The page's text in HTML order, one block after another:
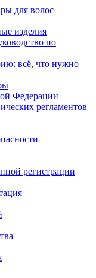
для волос
изделия
по
всё, что нужно
Федерации
регламентов
регистрации